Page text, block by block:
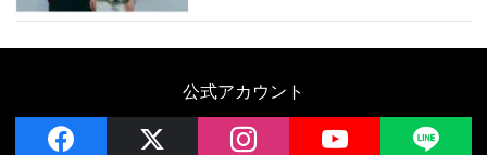
公式アカウント
facebook instagram YouTube